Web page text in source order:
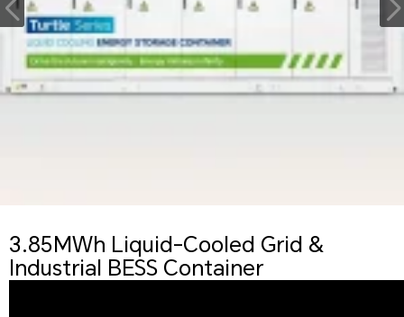
3.85MWh Liquid-Cooled Grid &
Industrial BESS Container